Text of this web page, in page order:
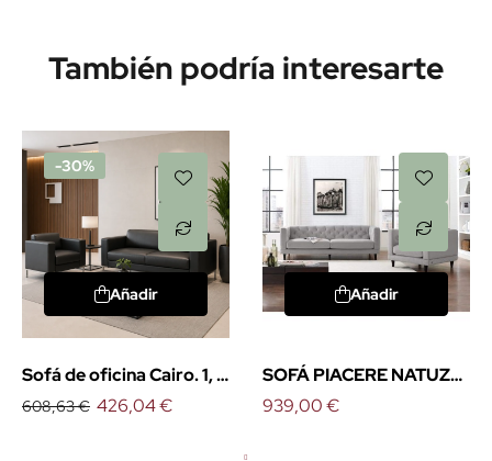
También podría interesarte
-30%
Añadir
Sofá de oficina Cairo. 1, 2
y 3 plazas
608,63 € 426,04 €
Añadir
SOFÁ PIACERE NATUZZI
EDITIONS (bajo
939,00 €